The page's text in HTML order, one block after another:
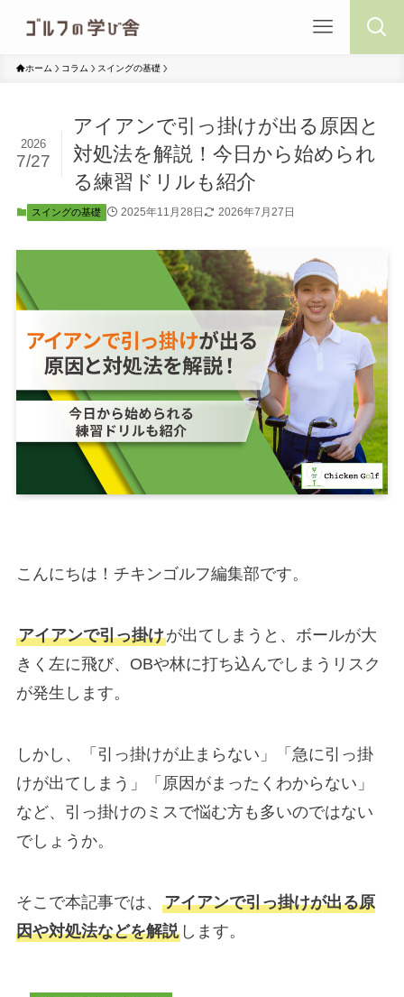
ホーム コラム スイングの基礎
アイアンで引っ掛けが出る原因と
対処法を解説！今日から始められ
る練習ドリルも紹介
2026
7/27
スイングの基礎 2025年11月28日 2026年7月27日
こんにちは！チキンゴルフ編集部です。
アイアンで引っ掛けが出てしまうと、ボールが大
きく左に飛び、OBや林に打ち込んでしまうリスク
が発生します。
しかし、「引っ掛けが止まらない」「急に引っ掛
けが出てしまう」「原因がまったくわからない」
など、引っ掛けのミスで悩む方も多いのではない
でしょうか。
そこで本記事では、 アイアンで引っ掛けが出る原
因や対処法などを解説します。